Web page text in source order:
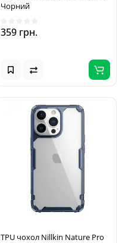
Чорний
359 грн.
TPU чохол Nillkin Nature Pro